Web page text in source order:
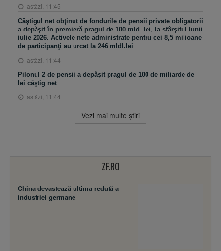
astăzi, 11:45
Câştigul net obţinut de fondurile de pensii private obligatorii
a depăşit în premieră pragul de 100 mld. lei, la sfârşitul lunii
iulie 2026. Activele nete administrate pentru cei 8,5 milioane
de participanţi au urcat la 246 mldl.lei
astăzi, 11:44
Pilonul 2 de pensii a depăşit pragul de 100 de miliarde de
lei câştig net
astăzi, 11:44
Vezi mai multe ştiri
ZF.RO
China devastează ultima redută a
industriei germane